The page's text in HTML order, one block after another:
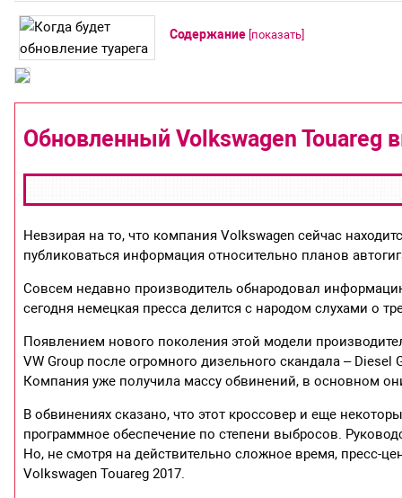
Содержание показать
Обновленный Volkswagen Touareg
Невзирая на то, что компания Volkswagen сейчас
публиковаться информация относительно планов
Совсем недавно производитель обнародовал
сегодня немецкая пресса делится с народом слухами о
Появлением нового поколения этой модели
VW Group после огромного дизельного скандала –
Компания уже получила массу обвинений, в основном
В обвинениях сказано, что этот кроссовер и еще
программное обеспечение по степени выбросов.
Но, не смотря на действительно сложное время, пресс-
Volkswagen Touareg 2017.